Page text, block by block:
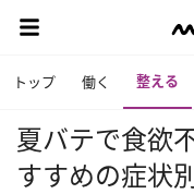
トップ 働く 整える
夏バテで食欲
すすめの症状